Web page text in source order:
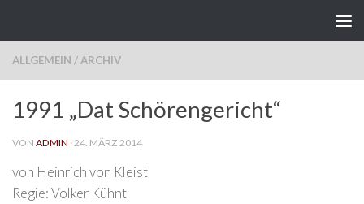
ALLGEMEIN / ARCHIV
1991 „Dat Schörengericht“
VON ADMIN ·24. MÄRZ 2014
von Heinrich von Kleist
Regie: Volker Kühnt